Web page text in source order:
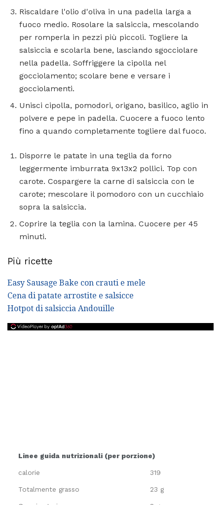
Riscaldare l'olio d'oliva in una padella larga a
fuoco medio. Rosolare la salsiccia, mescolando
per romperla in pezzi più piccoli. Togliere la
salsiccia e scolarla bene, lasciando sgocciolare
nella padella. Soffriggere la cipolla nel
gocciolamento; scolare bene e versare i
gocciolamenti.
Unisci cipolla, pomodori, origano, basilico, aglio in
polvere e pepe in padella. Cuocere a fuoco lento
fino a quando completamente togliere dal fuoco.
Disporre le patate in una teglia da forno
leggermente imburrata 9x13x2 pollici. Top con
carote. Cospargere la carne di salsiccia con le
carote; mescolare il pomodoro con un cucchiaio
sopra la salsiccia.
Coprire la teglia con la lamina. Cuocere per 45
minuti.
Più ricette
Easy Sausage Bake con crauti e mele
Cena di patate arrostite e salsicce
Hotpot di salsiccia Andouille
Linee guida nutrizionali (per porzione)
calorie 319
Totalmente grasso 23 g